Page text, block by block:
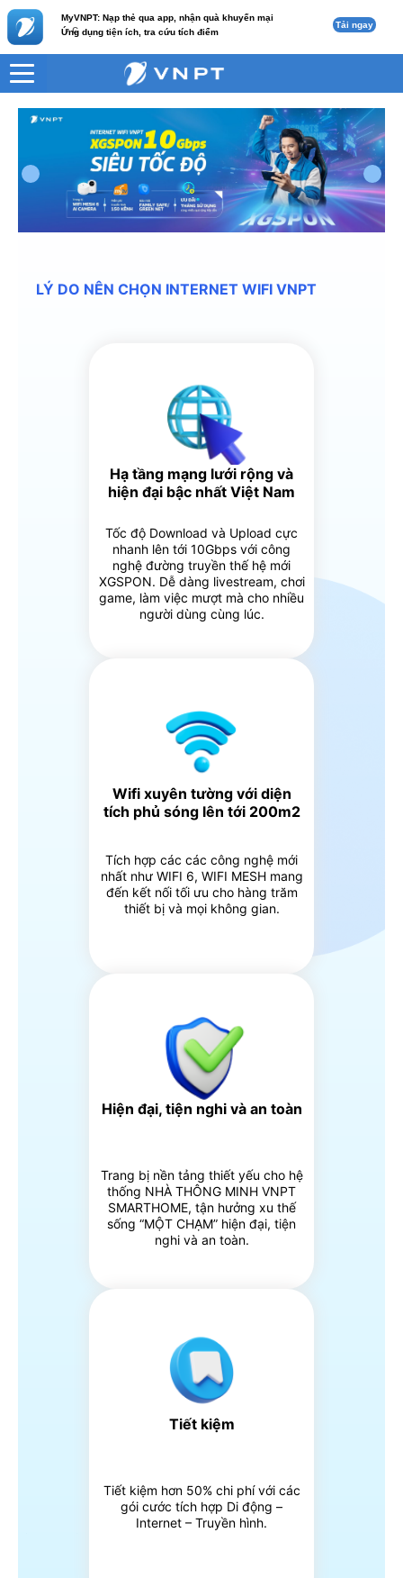
MyVNPT: Nạp thẻ qua app, nhận quà khuyến mại
Ứng dụng tiện ích, tra cứu tích điểm
c Tải ngay
LÝ DO NÊN CHỌN INTERNET WIFI VNPT
Hạ tầng mạng lưới rộng và
hiện đại bậc nhất Việt Nam
Tốc độ Download và Upload cực
nhanh lên tới 10Gbps với công
nghệ đường truyền thế hệ mới
XGSPON. Dễ dàng livestream, chơi
game, làm việc mượt mà cho nhiều
người dùng cùng lúc.
Wifi xuyên tường với diện
tích phủ sóng lên tới 200m2
Tích hợp các các công nghệ mới
nhất như WIFI 6, WIFI MESH mang
đến kết nối tối ưu cho hàng trăm
thiết bị và mọi không gian.
Hiện đại, tiện nghi và an toàn
Trang bị nền tảng thiết yếu cho hệ
thống NHÀ THÔNG MINH VNPT
SMARTHOME, tận hưởng xu thế
sống “MỘT CHẠM” hiện đại, tiện
nghi và an toàn.
Tiết kiệm
Tiết kiệm hơn 50% chi phí với các
gói cước tích hợp Di động –
Internet – Truyền hình.